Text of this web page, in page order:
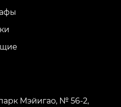
Мэйигао, № 56-2,